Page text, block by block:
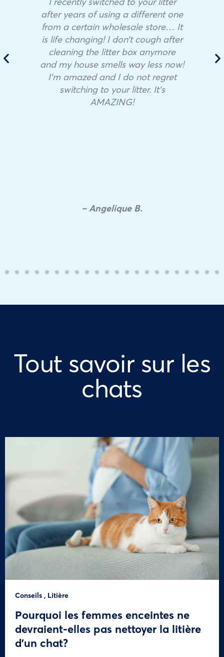
after years of using a different one
from a certain wholesale store… It
is life changing! I don’t cough after
cleaning the litter box anymore
and my house smells way less now!
I’m amazed and I do not regret
switching to your litter. It’s
AMAZING!
– Angelique B.
Tout savoir sur les
chats
Conseils , Litière
Pourquoi les femmes enceintes ne
devraient-elles pas nettoyer la litière
d’un chat?